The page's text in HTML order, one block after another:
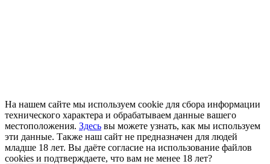
На нашем сайте мы используем cookie для сбора информации
технического характера и обрабатываем данные вашего
местоположения. Здесь вы можете узнать, как мы используем
эти данные. Также наш сайт не предназначен для людей
младше 18 лет. Вы даёте согласие на использование файлов
cookies и подтверждаете, что вам не менее 18 лет?